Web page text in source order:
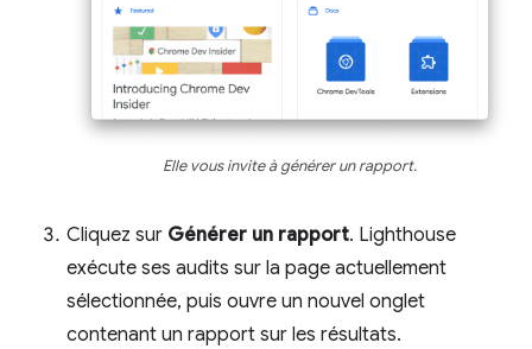
Elle vous invite à générer un rapport.
Cliquez sur Générer un rapport. Lighthouse
exécute ses audits sur la page actuellement
sélectionnée, puis ouvre un nouvel onglet
contenant un rapport sur les résultats.